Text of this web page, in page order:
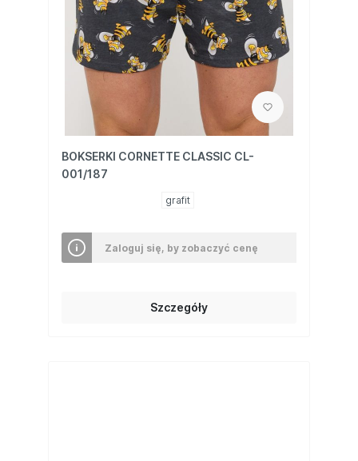
BOKSERKI CORNETTE CLASSIC CL-
001/187
grafit
Zaloguj się, by zobaczyć cenę
Szczegóły